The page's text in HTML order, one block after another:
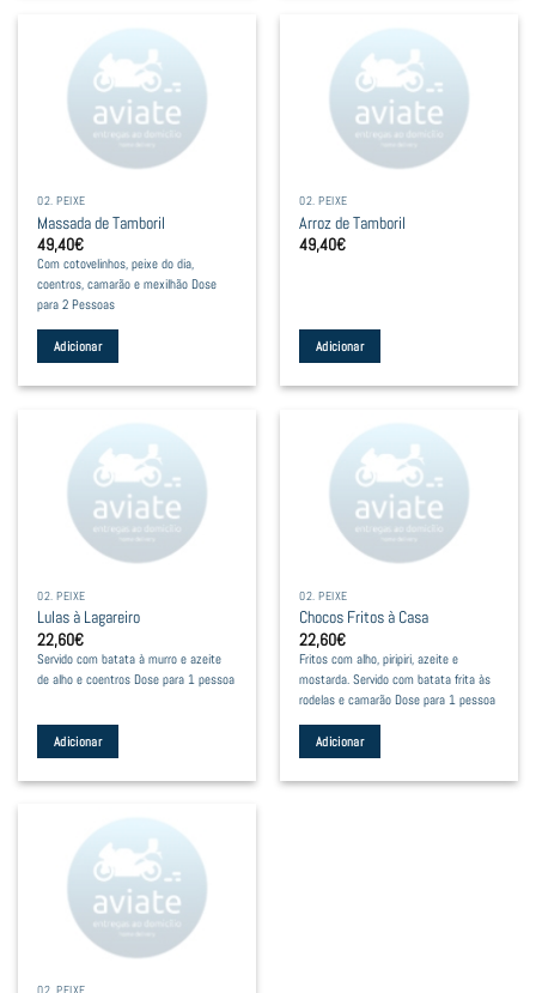
02. PEIXE
Massada de Tamboril
49,40€
Com cotovelinhos, peixe do dia,
coentros, camarão e mexilhão Dose
para 2 Pessoas
Adicionar
02. PEIXE
Arroz de Tamboril
49,40€
Adicionar
02. PEIXE
Lulas à Lagareiro
22,60€
Servido com batata à murro e azeite
de alho e coentros Dose para 1 pessoa
Adicionar
02. PEIXE
Chocos Fritos à Casa
22,60€
Fritos com alho, piripiri, azeite e
mostarda. Servido com batata frita às
rodelas e camarão Dose para 1 pessoa
Adicionar